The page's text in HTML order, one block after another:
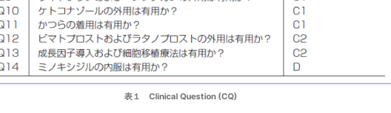
表１ Clinical Question (CQ)